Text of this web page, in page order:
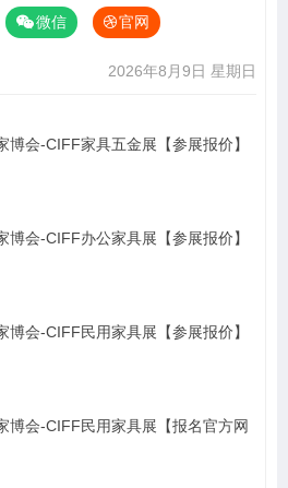
微信 官网
2026年8月9日 星期日
会-CIFF家具五金展【参展报价】‍
会-CIFF办公家具展【参展报价】‍
会-CIFF民用家具展【参展报价】‍
博会-CIFF民用家具展【报名官方网